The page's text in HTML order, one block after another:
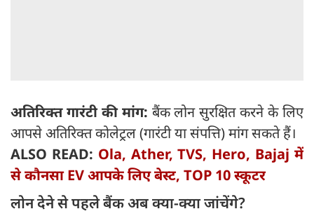
अतिरिक्त गारंटी की मांग: बैंक लोन सुरक्षित करने के लिए
आपसे अतिरिक्त कोलेट्रल (गारंटी या संपत्ति) मांग सकते हैं।
ALSO READ: Ola, Ather, TVS, Hero, Bajaj में
से कौनसा EV आपके लिए बेस्ट, TOP 10 स्कूटर
लोन देने से पहले बैंक अब क्या-क्या जांचेंगे?